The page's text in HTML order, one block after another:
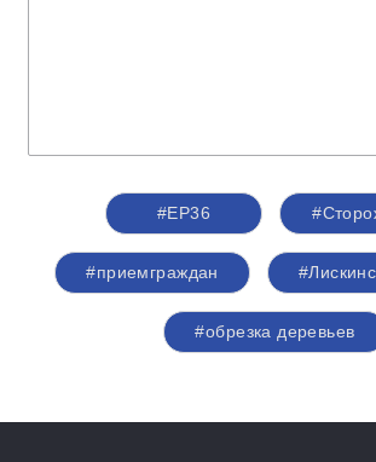
#ЕР36
#приемграждан
#обрезка деревьев